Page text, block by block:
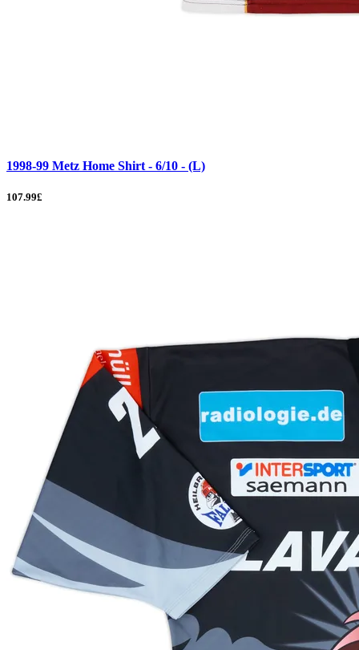
1998-99 Metz Home Shirt - 6/10 - (L)
107.99£